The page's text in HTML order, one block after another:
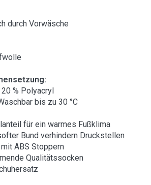
durch Vorwäsche
% Polyacryl
bis zu 30 °C
für ein warmes Fußklima
Bund verhindern Druckstellen
ABS Stoppern
Qualitätssocken